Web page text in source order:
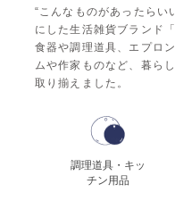
“こんなものがあったらい
にした生活雑貨ブラン
食器や調理道具、エプロ
ムや作家ものなど、暮ら
取り揃えました。
調理道具・キッ
チン用品